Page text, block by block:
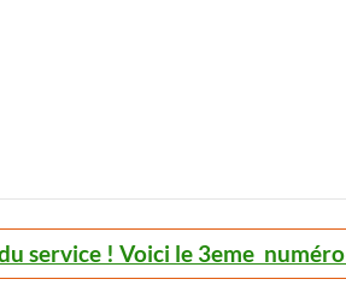
service ! Voici le 3eme